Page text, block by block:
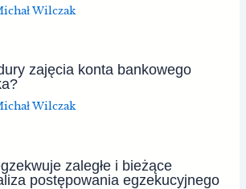
Wilczak
zajęcia konta bankowego
Wilczak
zaległe i bieżące
postępowania egzekucyjnego